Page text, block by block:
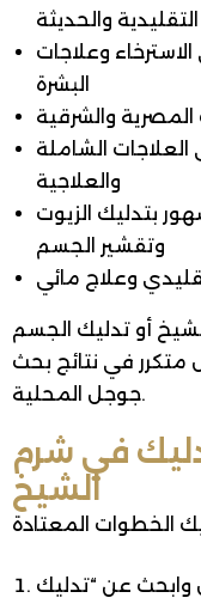
التقليدية والحديثة
وعلاجات
البشرة
المصرية والشرقية
الشاملة
والعلاجية
بتدليك الزيوت
وتقشير الجسم
وعلاج مائي
أو تدليك الجسم
متكرر في نتائج بحث
جوجل المحلية.
في شرم
الشيخ
وابحث عن “تدليك